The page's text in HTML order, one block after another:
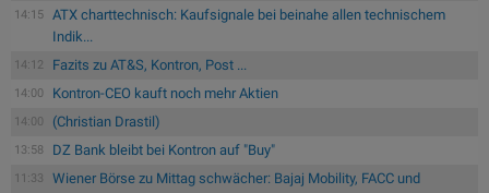
14:15
ATX charttechnisch: Kaufsignale bei beinahe allen technischem
Indik...
14:12 Fazits zu AT&S, Kontron, Post ...
14:00 Kontron-CEO kauft noch mehr Aktien
14:00 (Christian Drastil)
13:58 DZ Bank bleibt bei Kontron auf "Buy"
11:33
Wiener Börse zu Mittag schwächer: Bajaj Mobility, FACC und